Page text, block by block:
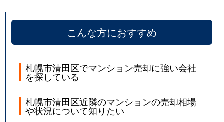
こんな方におすすめ
札幌市清田区でマンション売却に強い会社
を探している
札幌市清田区近隣のマンションの売却相場
や状況について知りたい